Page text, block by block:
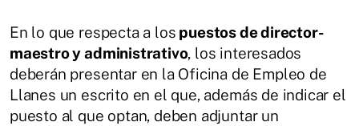
En lo que respecta a los puestos de director-
maestro y administrativo, los interesados
deberán presentar en la Oficina de Empleo de
Llanes un escrito en el que, además de indicar el
puesto al que optan, deben adjuntar un